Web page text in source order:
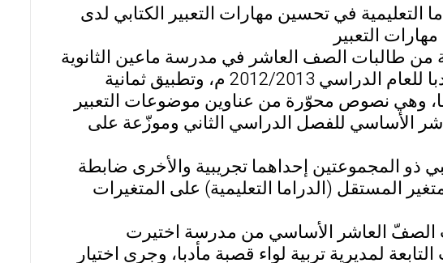
التعليمية في تحسين مهارات التعبير الكتابي لدى
التعبير
طالبات الصف العاشر في مدرسة ماعين الثانوية
للبنات التابعة لمديرية التربية والتعليم للواء قصبة مأدبا للعام الدراسي 2012/2013 م، وتطبيق ثمانية
وهي نصوص محوّرة من عناوين موضوعات التعبير
الأساسي للفصل الدراسي الثاني وموزّعة على
ذو المجموعتين إحداهما تجريبية والأخرى ضابطة
المستقل (الدراما التعليمية) على المتغيرات
(45) طالبة من طالبات الصفّ العاشر الأساسي من مدرسة اختيرت
لمديرية تربية لواء قصبة مأدبا، وجرى اختيار